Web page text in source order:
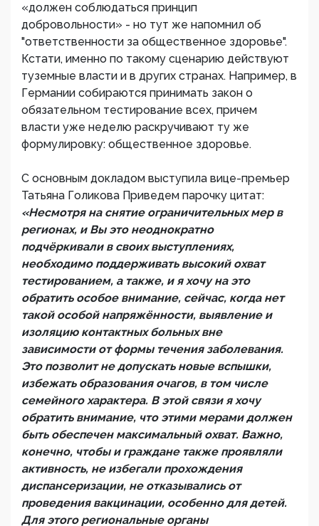
«должен соблюдаться принцип
добровольности» - но тут же напомнил об
"ответственности за общественное здоровье".
Кстати, именно по такому сценарию действуют
туземные власти и в других странах. Например, в
Германии собираются принимать закон о
обязательном тестирование всех, причем
власти уже неделю раскручивают ту же
формулировку: общественное здоровье.
С основным докладом выступила вице-премьер
Татьяна Голикова Приведем парочку цитат:
«Несмотря на снятие ограничительных мер в
регионах, и Вы это неоднократно
подчёркивали в своих выступлениях,
необходимо поддерживать высокий охват
тестированием, а также, и я хочу на это
обратить особое внимание, сейчас, когда нет
такой особой напряжённости, выявление и
изоляцию контактных больных вне
зависимости от формы течения заболевания.
Это позволит не допускать новые вспышки,
избежать образования очагов, в том числе
семейного характера. В этой связи я хочу
обратить внимание, что этими мерами должен
быть обеспечен максимальный охват. Важно,
конечно, чтобы и граждане также проявляли
активность, не избегали прохождения
диспансеризации, не отказывались от
проведения вакцинации, особенно для детей.
Для этого региональные органы